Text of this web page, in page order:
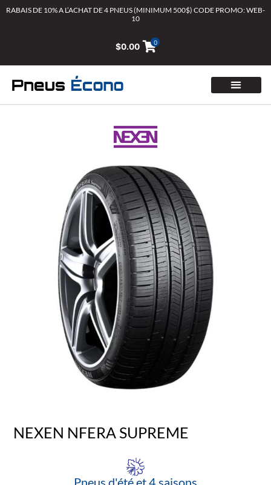
AllerRABAIS DE 10% A L’ACHAT DE 4 PNEUS (MINIMUM 500$) CODE PROMO: WEB-
10
$0.00 0
NEXEN NFERA SUPREME
Pneus d'été et 4 saisons